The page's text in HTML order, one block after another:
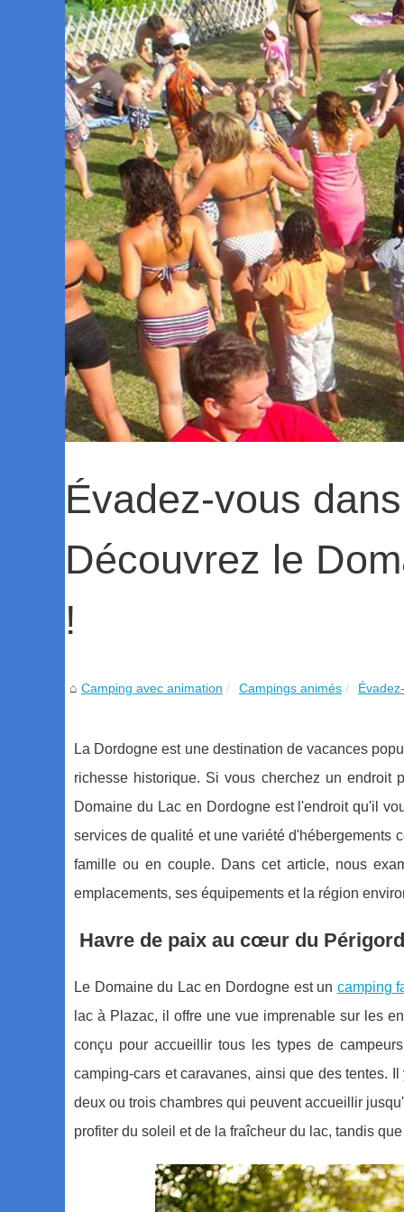
Évadez-vous
Découvrez le
!
Camping avec animation Campings animés
La Dordogne est une destination de vacances
richesse historique. Si vous cherchez un endroit
Domaine du Lac en Dordogne est l'endroit qu'il
services de qualité et une variété d'hébergements
famille ou en couple. Dans cet article, nous
emplacements, ses équipements et la région
Havre de paix au cœur du
Le Domaine du Lac en Dordogne est un camping
lac à Plazac, il offre une vue imprenable sur les
conçu pour accueillir tous les types de
camping-cars et caravanes, ainsi que des tentes.
deux ou trois chambres qui peuvent accueillir
profiter du soleil et de la fraîcheur du lac, tandis